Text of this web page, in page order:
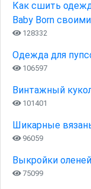
Как сшить
Baby Born
128332
Одежда для
106597
Винтажный
101401
Шикарные
96059
Выкройки
75099